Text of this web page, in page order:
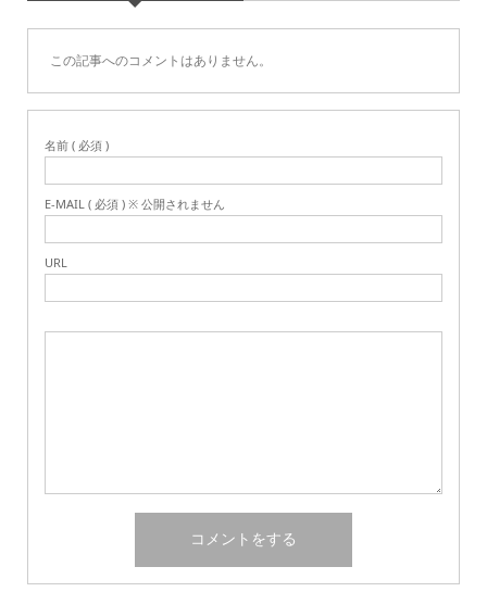
この記事へのコメントはありません。
名前 ( 必須 )
E-MAIL ( 必須 ) ※ 公開されません
URL